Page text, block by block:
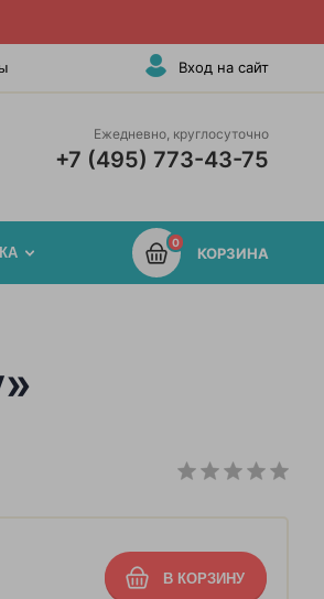
Вход на сайт
Ежедневно, круглосуточно
+7 (495) 773-43-75
0
КОРЗИНА